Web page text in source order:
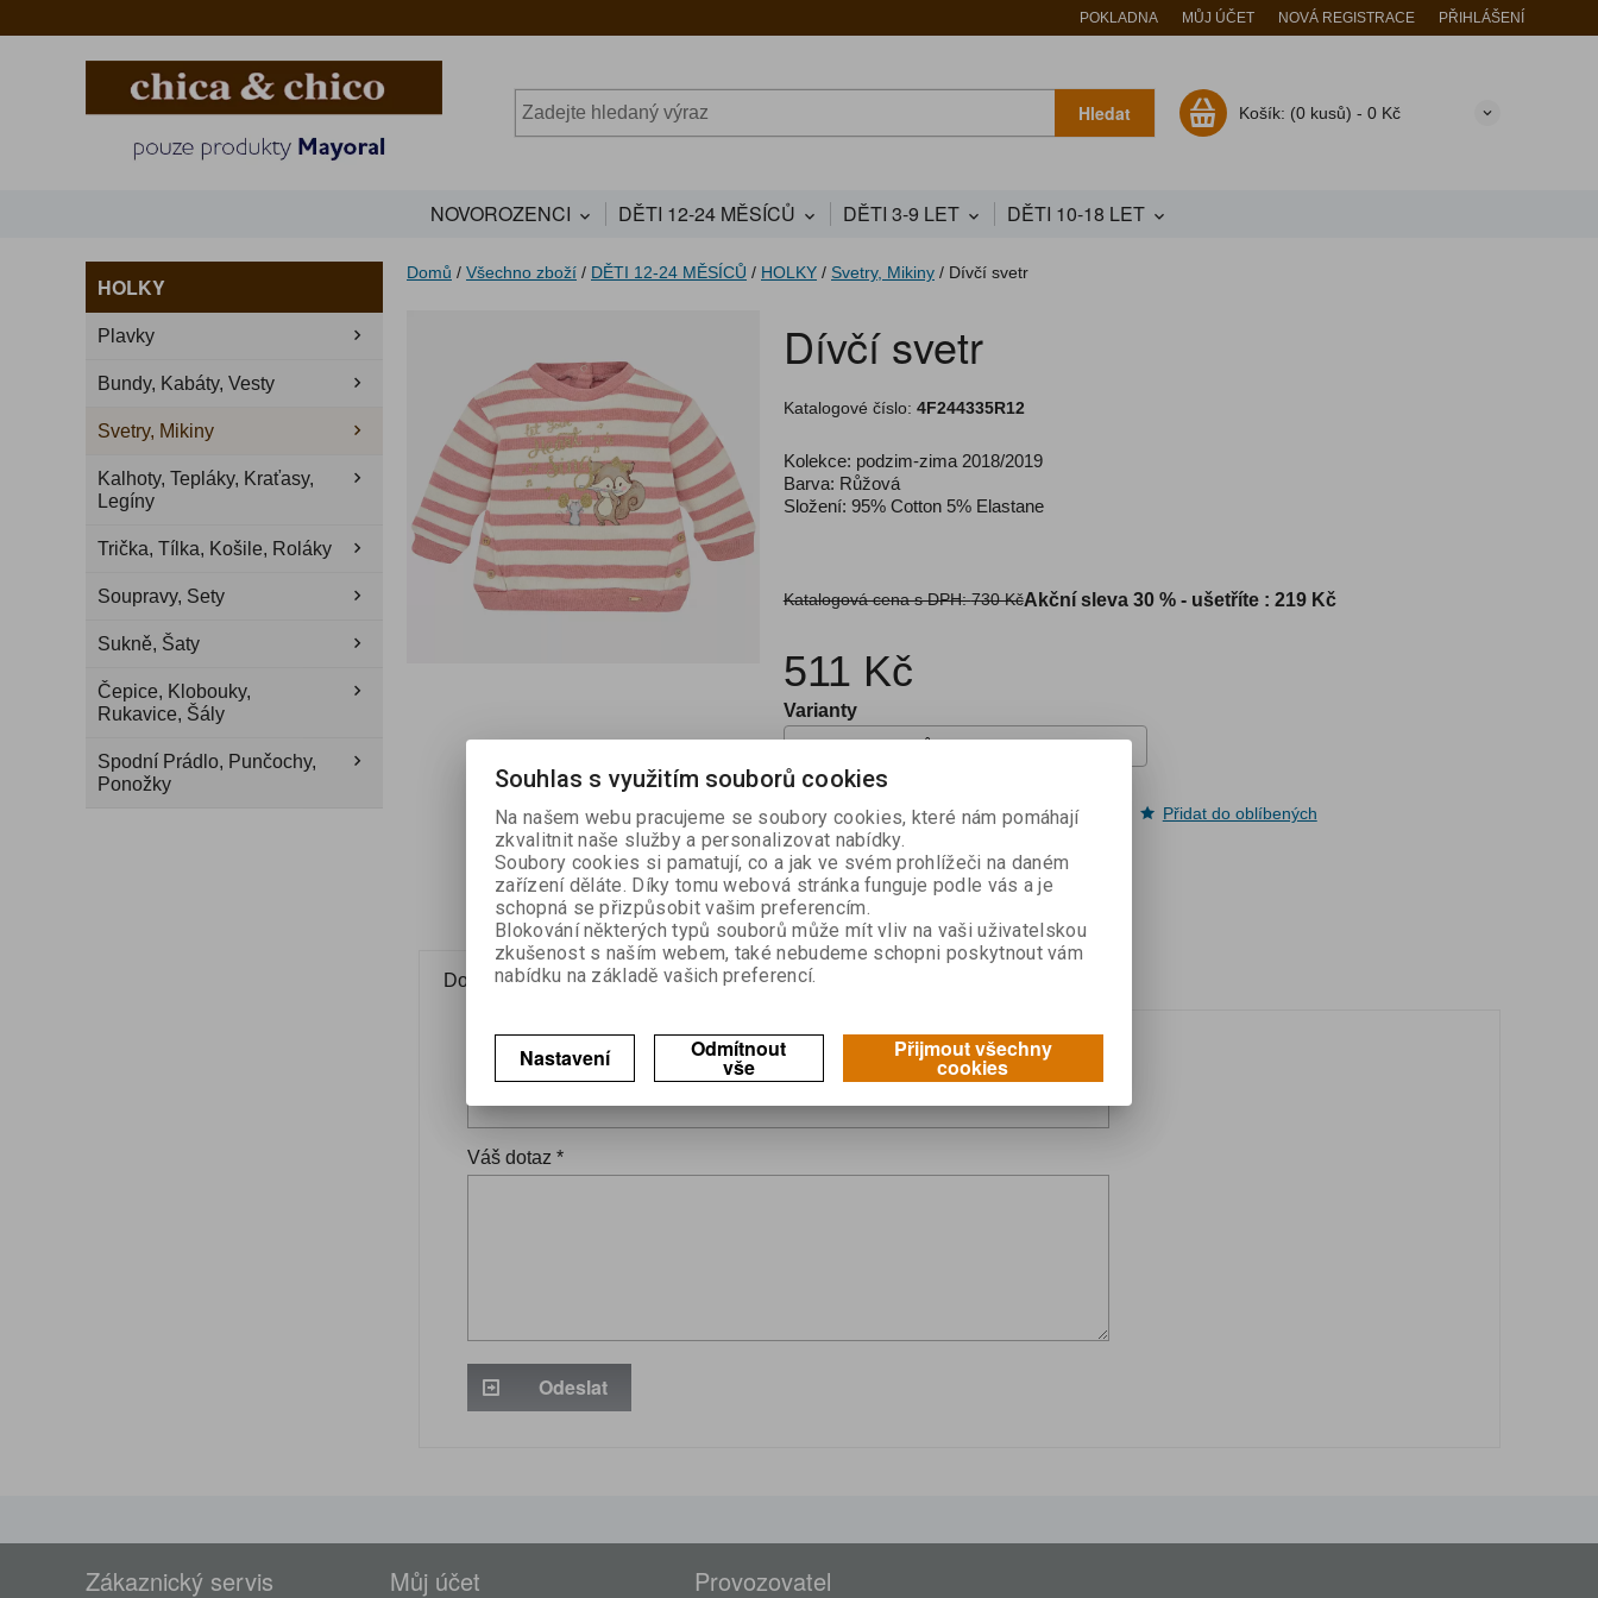
POKLADNA MŮJ ÚČET NOVÁ REGISTRACE PŘIHLÁŠENÍ
Hledat Košík: (0 kusů) - 0 Kč
NOVOROZENCI DĚTI 12-24 MĚSÍCŮ DĚTI 3-9 LET DĚTI 10-18 LET
HOLKY
Plavky
Bundy, Kabáty, Vesty
Svetry, Mikiny
Kalhoty, Tepláky, Kraťasy,
Legíny
Trička, Tílka, Košile, Roláky
Soupravy, Sety
Sukně, Šaty
Čepice, Klobouky,
Rukavice, Šály
Spodní Prádlo, Punčochy,
Ponožky
Domů / Všechno zboží / DĚTI 12-24 MĚSÍCŮ / HOLKY / Svetry, Mikiny / Dívčí svetr
Dívčí svetr
Katalogové číslo: 4F244335R12
Kolekce: podzim-zima 2018/2019
Barva: Růžová
Složení: 95% Cotton 5% Elastane
Katalogová cena s DPH:730 KčAkční sleva 30 % - ušetříte : 219 Kč
511 Kč
Varianty

Koupit Přidat do oblíbených
Skladem:1
Dotaz na výrobek Doporučit výrobek
Váš email *
Váš dotaz *
Odeslat
Zákaznický servis Můj účet Provozovatel
Souhlas s využitím souborů cookies
Na našem webu pracujeme se soubory cookies, které nám pomáhají
zkvalitnit naše služby a personalizovat nabídky.
Soubory cookies si pamatují, co a jak ve svém prohlížeči na daném
zařízení děláte. Díky tomu webová stránka funguje podle vás a je
schopná se přizpůsobit vašim preferencím.
Blokování některých typů souborů může mít vliv na vaši uživatelskou
zkušenost s naším webem, také nebudeme schopni poskytnout vám
nabídku na základě vašich preferencí.
Nastavení Odmítnout
vše
Přijmout všechny
cookies